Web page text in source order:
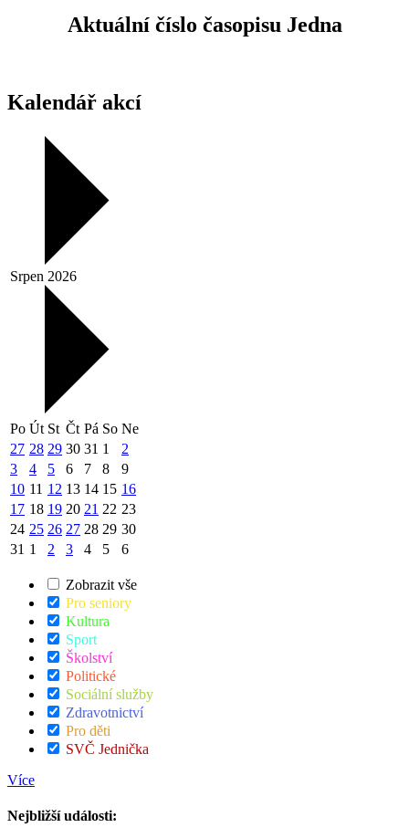
Aktuální číslo časopisu Jedna
Kalendář akcí
Srpen 2026
Po Út St Čt Pá So Ne
27 28 29 30 31 1
2
3
4 5 6 7 8
9
10 11 12 13 14 15 16
17 18 19 20 21 22 23
24 25 26 27 28 29 30
31 1 2 3 4 5 6
Zobrazit vše
Pro seniory
Kultura
Sport
Školství
Politické
Sociální služby
Zdravotnictví
Pro děti
SVČ Jednička
Více
Nejbližší události: